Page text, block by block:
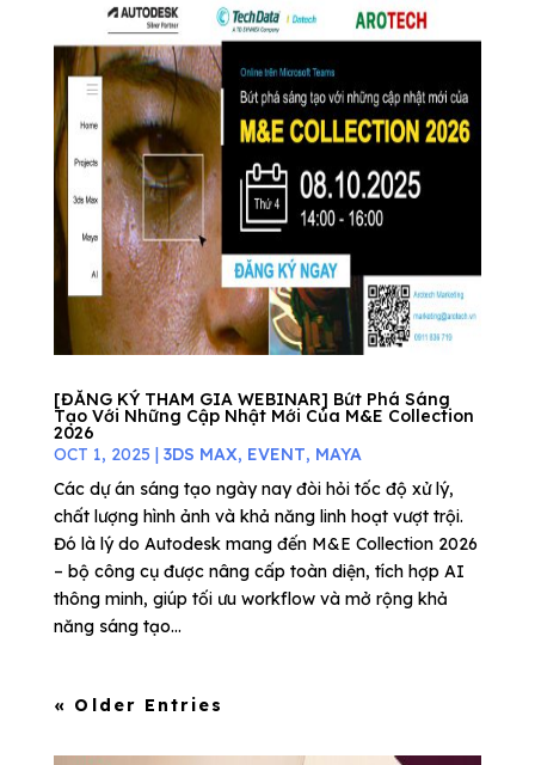
[ĐĂNG KÝ THAM GIA WEBINAR] Bứt Phá Sáng
Tạo Với Những Cập Nhật Mới Của M&E Collection
2026
OCT 1, 2025 | 3DS MAX, EVENT, MAYA
Các dự án sáng tạo ngày nay đòi hỏi tốc độ xử lý,
chất lượng hình ảnh và khả năng linh hoạt vượt trội.
Đó là lý do Autodesk mang đến M&E Collection 2026
– bộ công cụ được nâng cấp toàn diện, tích hợp AI
thông minh, giúp tối ưu workflow và mở rộng khả
năng sáng tạo...
« Older Entries